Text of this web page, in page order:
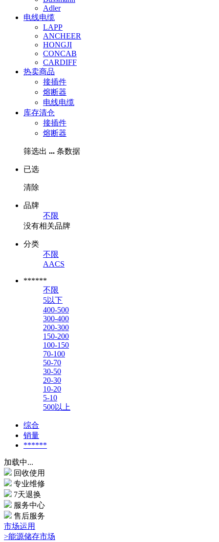
Adler
电线电缆
LAPP
ANCHEER
HONGJI
CONCAB
CARDIFF
热卖商品
接插件
熔断器
电线电缆
库存清仓
接插件
熔断器
筛选出 ... 条数据
已选
清除
品牌
不限
没有相关品牌
分类
不限
AACS
******
不限
5以下
400-500
300-400
200-300
150-200
100-150
70-100
50-70
30-50
20-30
10-20
5-10
500以上
综合
销量
******
加载中...
回收使用
专业维修
7天退换
服务中心
售后服务
市场运用
>能源储存市场